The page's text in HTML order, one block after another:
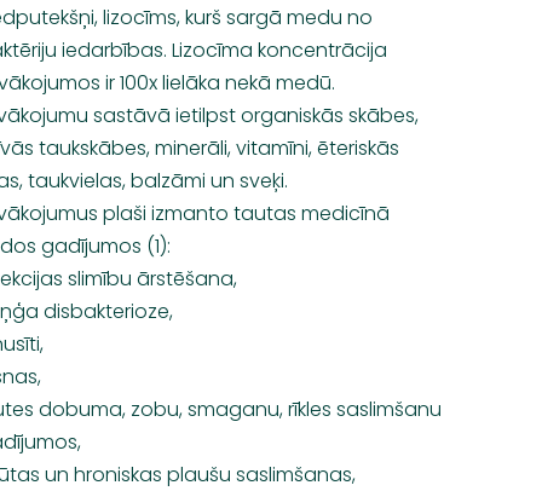
lizocīms, kurš sargā medu no
iedarbības. Lizocīma koncentrācija
ir 100x lielāka nekā medū.
sastāvā ietilpst organiskās skābes,
taukskābes, minerāli, vitamīni, ēteriskās
taukvielas, balzāmi un sveķi.
plaši izmanto tautas medicīnā
gadījumos (1):
slimību ārstēšana,
disbakterioze,
dobuma, zobu, smaganu, rīkles saslimšanu
un hroniskas plaušu saslimšanas,